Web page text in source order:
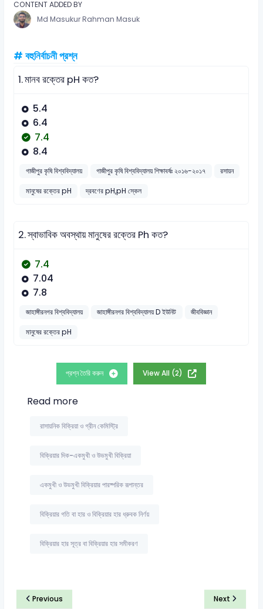
CONTENT ADDED BY
Md Masukur Rahman Masuk
# বহুনির্বাচনী প্রশ্ন
1.মানব রক্তের pH কত?
5.4
6.4
7.4
8.4
গাজীপুর কৃষি বিশ্ববিদ্যালয় গাজীপুর কৃষি বিশ্ববিদ্যালয় শিক্ষাবর্ষঃ ২০১৬-২০১৭
রসায়ন
মানুষের রক্তের pH
দ্রবণের pH,pH স্কেল
2.স্বাভাবিক অবস্থায় মানুষের রক্তের Ph কত?
7.4
7.04
7.8
জাহাঙ্গীরনগর বিশ্ববিদ্যালয় জাহাঙ্গীরনগর বিশ্ববিদ্যালয় D ইউনিট
জীববিজ্ঞান
মানুষের রক্তের pH
প্রশ্ন তৈরি করুন View All (2)
Read more
রাসায়নিক বিক্রিয়া ও গ্রীন কেমিস্ট্রি
বিক্রিয়ার দিক-একমুখী ও উভমুখী বিক্রিয়া
একমুখী ও উভমুখী বিক্রিয়ার পারষ্পরিক রূপান্তর
বিক্রিয়ার গতি বা হার ও বিক্রিয়ার হার ধ্রুবক নির্ণয়
বিক্রিয়ার হার সূত্র বা বিক্রিয়ার হার সমীকরণ
Previous Next